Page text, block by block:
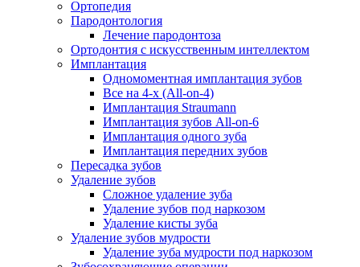
Ортопедия
Пародонтология
Лечение пародонтоза
Ортодонтия с искусственным интеллектом
Имплантация
Одномоментная имплантация зубов
Все на 4-х (All-on-4)
Имплантация Straumann
Имплантация зубов All-on-6
Имплантация одного зуба
Имплантация передних зубов
Пересадка зубов
Удаление зубов
Сложное удаление зуба
Удаление зубов под наркозом
Удаление кисты зуба
Удаление зубов мудрости
Удаление зуба мудрости под наркозом